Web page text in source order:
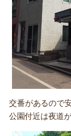
交番があるので
公園付近は夜道